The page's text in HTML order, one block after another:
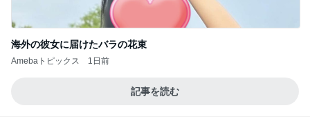
海外の彼女に届けたバラの花束
Amebaトピックス 1日前
記事を読む